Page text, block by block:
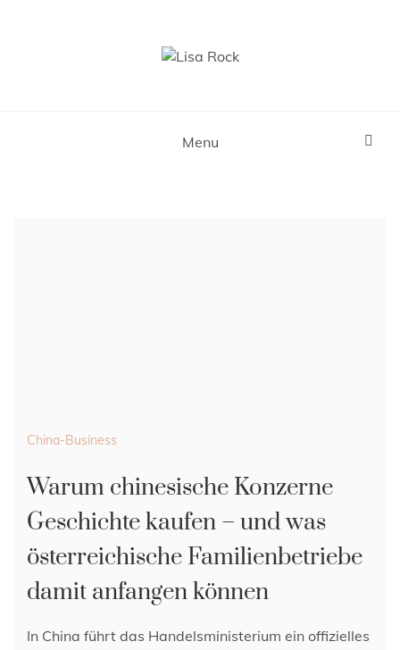
Menu
China-Business
Warum chinesische Konzerne
Geschichte kaufen – und was
österreichische Familienbetriebe
damit anfangen können
In China führt das Handelsministerium ein offizielles